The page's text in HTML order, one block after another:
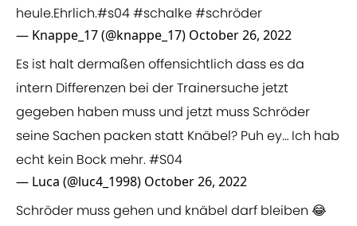
heule.Ehrlich.#s04#schalke#schröder
— Knappe_17 (@knappe_17) October 26, 2022
Es ist halt dermaßen offensichtlich dass es da
intern Differenzen bei der Trainersuche jetzt
gegeben haben muss und jetzt muss Schröder
seine Sachen packen statt Knäbel? Puh ey… Ich hab
echt kein Bock mehr.#S04
— Luca (@luc4_1998) October 26, 2022
Schröder muss gehen und knäbel darf bleiben 😂